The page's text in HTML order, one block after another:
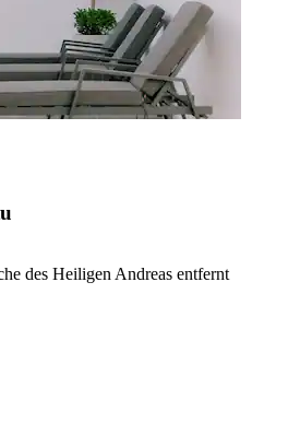
des Heiligen Andreas entfernt